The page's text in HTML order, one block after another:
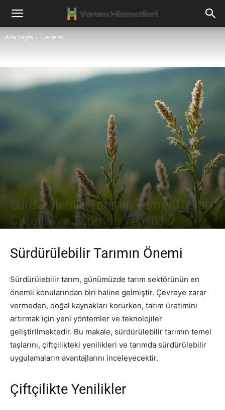
Ana Sayfa General
Sürdürülebilir Tarımın Temel Taşları:
Çiftçilik ve Tarımda Yenilikler
Sürdürülebilir Tarımın Önemi
Sürdürülebilir tarım, günümüzde tarım sektörünün en
önemli konularından biri haline gelmiştir. Çevreye zarar
vermeden, doğal kaynakları korurken, tarım üretimini
artırmak için yeni yöntemler ve teknolojiler
geliştirilmektedir. Bu makale, sürdürülebilir tarımın temel
taşlarını, çiftçilikteki yenilikleri ve tarımda sürdürülebilir
uygulamaların avantajlarını inceleyecektir.
Çiftçilikte Yenilikler